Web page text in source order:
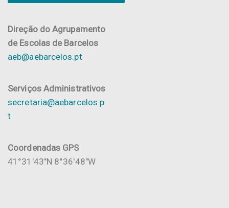
Direção do Agrupamento
de Escolas de Barcelos
aeb@aebarcelos.pt
Serviços Administrativos
secretaria@aebarcelos.p
t
Coordenadas GPS
41°31'43"N 8°36'48"W